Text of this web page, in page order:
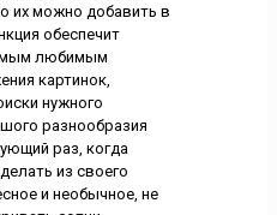
их можно добавить в
обеспечит
любимым
картинок,
нужного
разнообразия
раз, когда
из своего
и необычное, не